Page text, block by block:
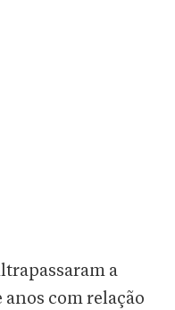
a
com relação